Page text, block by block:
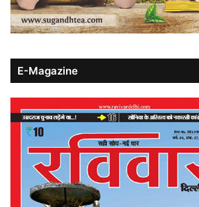
E-Magazine